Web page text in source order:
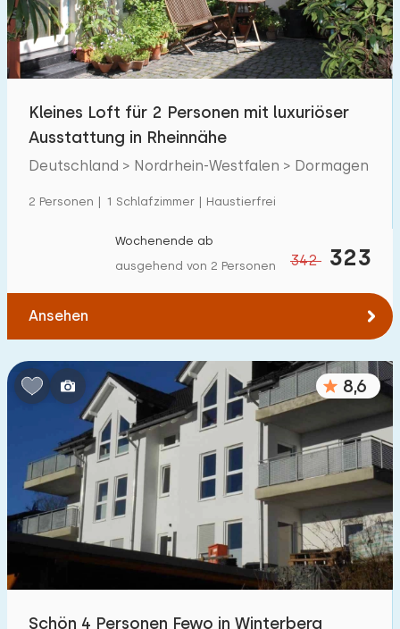
Kleines Loft für 2 Personen mit luxuriöser
Ausstattung in Rheinnähe
Deutschland > Nordrhein-Westfalen > Dormagen
2 Personen | 1 Schlafzimmer | Haustierfrei
342 323
Wochenende ab
ausgehend von 2 Personen
Ansehen
8,6
Schön 4 Personen Fewo in Winterberg